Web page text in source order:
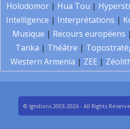
Holodomor | Hua Tou |
Intelligence | Interprétations |
Musique | Recours européens |
Tanka | Théâtre |
Western Armenia | ZEE |
© Ignitions 2003-2026 - All Rights